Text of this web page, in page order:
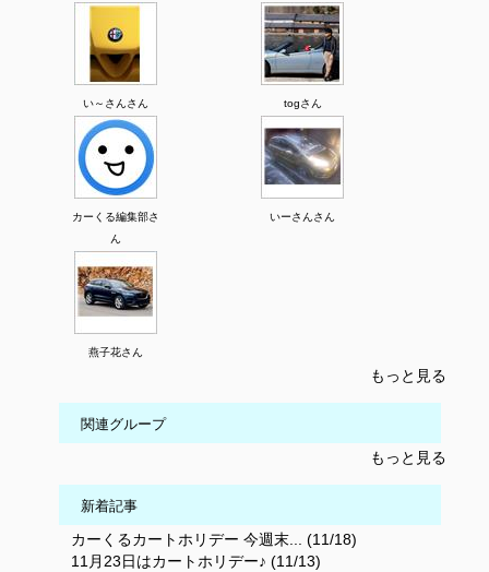
い～さんさん togさん
カーくる編集部さ
ん
いーさんさん
燕子花さん
もっと見る
関連グループ
もっと見る
新着記事
カーくるカートホリデー 今週末... (11/18)
11月23日はカートホリデー♪ (11/13)